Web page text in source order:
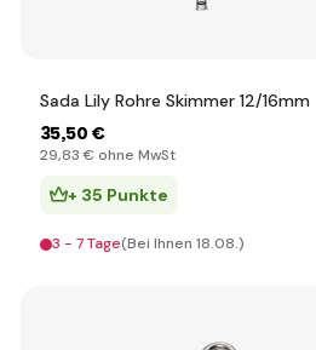
Sada Lily Rohre Skimmer 12/16mm
35,50 €
29,83 € ohne MwSt
+ 35 Punkte
3 - 7 Tage(Bei Ihnen 18.08.)